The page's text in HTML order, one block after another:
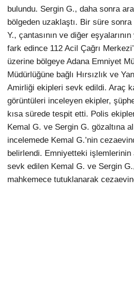
bulundu. Sergin G., daha sonra
bölgeden uzaklaştı. Bir süre
Y., çantasının ve diğer eşyalarının
fark edince 112 Acil Çağrı
üzerine bölgeye Adana Emniyet
Müdürlüğüne bağlı Hırsızlık ve
Amirliği ekipleri sevk edildi. Araç
görüntüleri inceleyen ekipler,
kısa sürede tespit etti. Polis
Kemal G. ve Sergin G. gözaltına
incelemede Kemal G.’nin
belirlendi. Emniyetteki işlemlerinin
sevk edilen Kemal G. ve Sergin G.,
mahkemece tutuklanarak